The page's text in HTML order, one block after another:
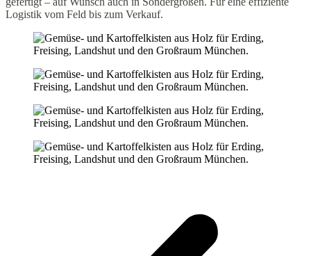
Logistik vom Feld bis zum Verkauf.